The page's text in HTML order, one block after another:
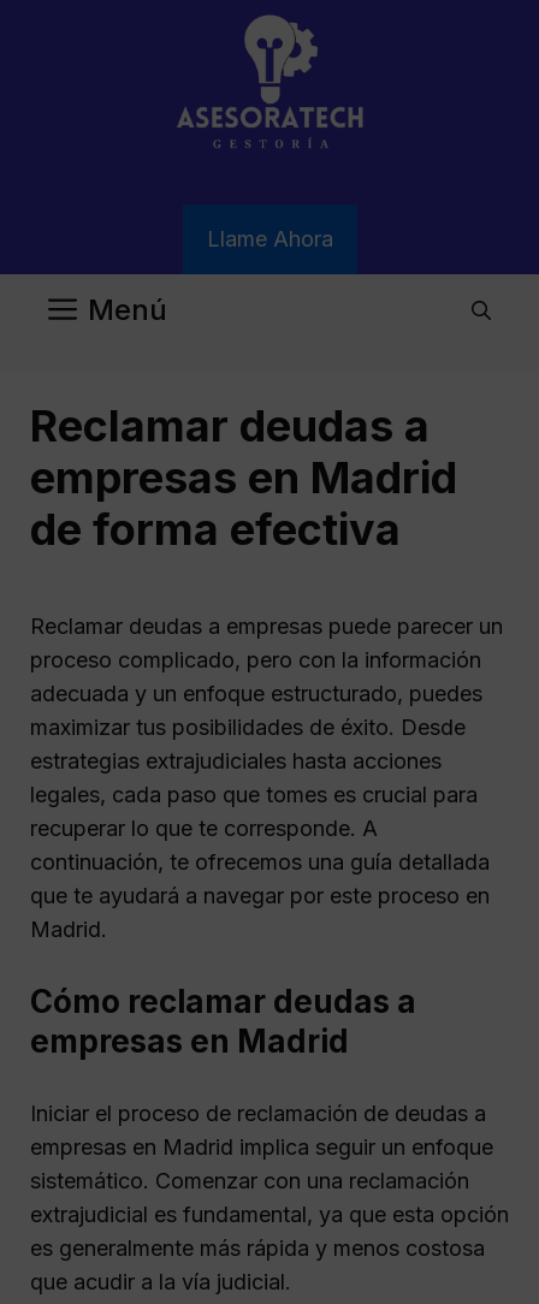
Llame Ahora
Menú
Reclamar deudas a
empresas en Madrid
de forma efectiva
Reclamar deudas a empresas puede parecer un
proceso complicado, pero con la información
adecuada y un enfoque estructurado, puedes
maximizar tus posibilidades de éxito. Desde
estrategias extrajudiciales hasta acciones
legales, cada paso que tomes es crucial para
recuperar lo que te corresponde. A
continuación, te ofrecemos una guía detallada
que te ayudará a navegar por este proceso en
Madrid.
Cómo reclamar deudas a
empresas en Madrid
Iniciar el proceso de reclamación de deudas a
empresas en Madrid implica seguir un enfoque
sistemático. Comenzar con una reclamación
extrajudicial es fundamental, ya que esta opción
es generalmente más rápida y menos costosa
que acudir a la vía judicial.